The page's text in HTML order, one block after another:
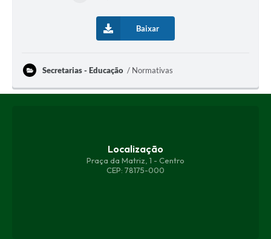
Baixar
Secretarias - Educação Normativas
Localização
Praça da Matriz, 1 - Centro
CEP: 78175-000